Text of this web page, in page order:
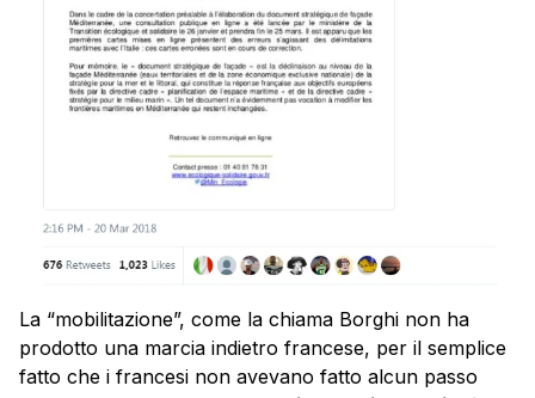
La “mobilitazione”, come la chiama Borghi non ha
prodotto una marcia indietro francese, per il semplice
fatto che i francesi non avevano fatto alcun passo